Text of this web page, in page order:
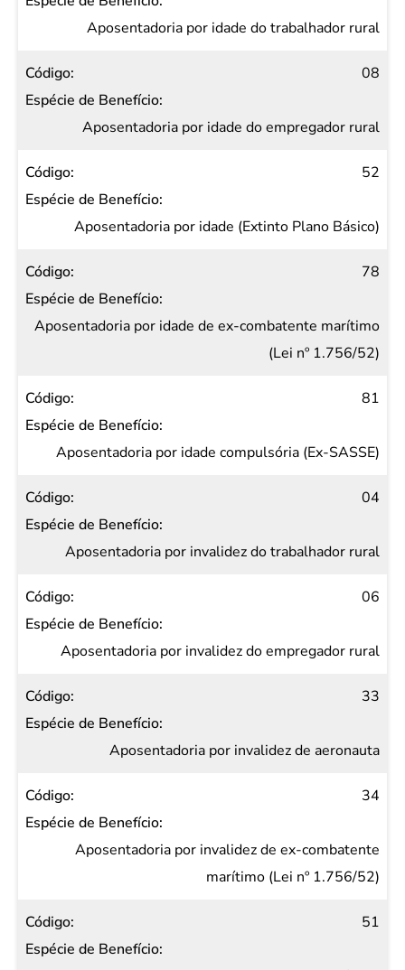
deAposentadoria por idade do trabalhador rural
08
Aposentadoria por idade do empregador rural
52
Aposentadoria por idade (Extinto Plano Básico)
78
Aposentadoria por idade de ex-combatente marítimo
(Lei nº 1.756/52)
81
Aposentadoria por idade compulsória (Ex-SASSE)
04
Aposentadoria por invalidez do trabalhador rural
06
Aposentadoria por invalidez do empregador rural
33
Aposentadoria por invalidez de aeronauta
34
Aposentadoria por invalidez de ex-combatente
marítimo (Lei nº 1.756/52)
51